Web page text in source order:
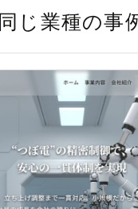
同じ業種の事